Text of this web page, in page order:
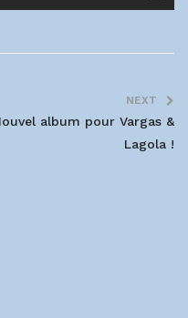
NEXT
album pour Vargas &
Lagola !